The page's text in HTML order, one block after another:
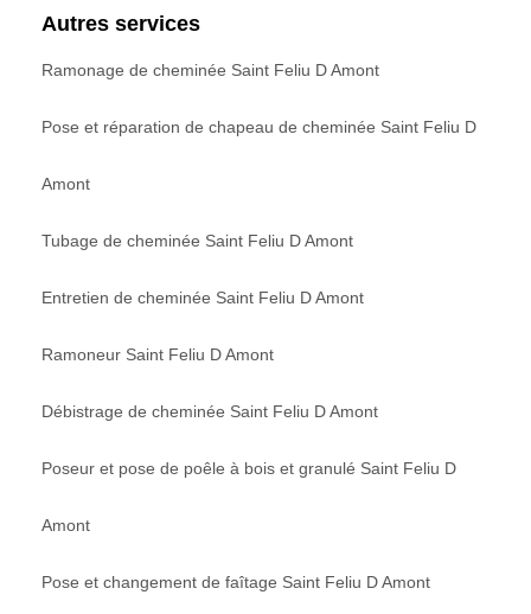
Autres services
Ramonage de cheminée Saint Feliu D Amont
Pose et réparation de chapeau de cheminée Saint Feliu D
Amont
Tubage de cheminée Saint Feliu D Amont
Entretien de cheminée Saint Feliu D Amont
Ramoneur Saint Feliu D Amont
Débistrage de cheminée Saint Feliu D Amont
Poseur et pose de poêle à bois et granulé Saint Feliu D
Amont
Pose et changement de faîtage Saint Feliu D Amont